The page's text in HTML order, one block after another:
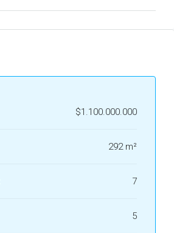
$1.100.000.000
292 m²
7
5